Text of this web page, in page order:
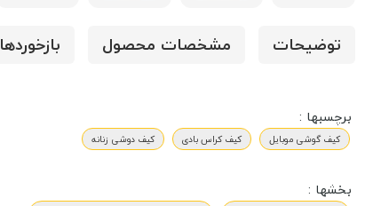
توضیحات مشخصات محصول بازخوردها
برچسبها :
کیف گوشی موبایل کیف کراس بادی کیف دوشی زنانه
بخشها :